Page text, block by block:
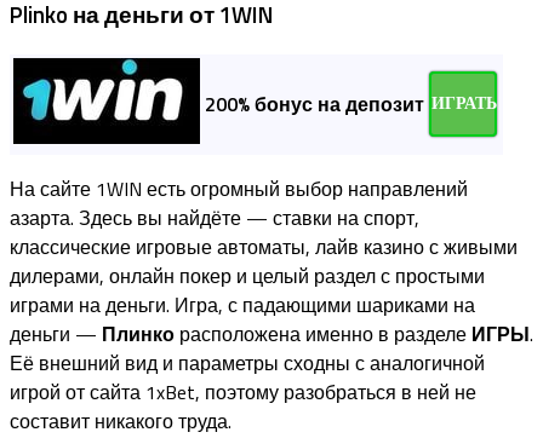
Plinko на деньги от 1WIN
200% бонус на депозит ИГРАТЬ
На сайте 1WIN есть огромный выбор направлений
азарта. Здесь вы найдёте — ставки на спорт,
классические игровые автоматы, лайв казино с живыми
дилерами, онлайн покер и целый раздел с простыми
играми на деньги. Игра, с падающими шариками на
деньги — Плинко расположена именно в разделе ИГРЫ.
Её внешний вид и параметры сходны с аналогичной
игрой от сайта 1xBet, поэтому разобраться в ней не
составит никакого труда.